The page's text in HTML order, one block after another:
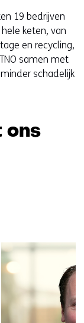
19 bedrijven
keten, van
en recycling,
samen met
schadelijk
ons